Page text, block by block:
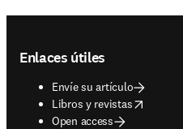
Enlaces útiles
Envíe su artículo
Libros y revistas
opens in new tab/window
Open access